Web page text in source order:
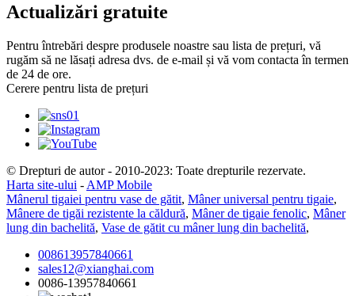
Actualizări gratuite
Pentru întrebări despre produsele noastre sau lista de prețuri, vă
rugăm să ne lăsați adresa dvs. de e-mail și vă vom contacta în termen
de 24 de ore.
Cerere pentru lista de prețuri
© Drepturi de autor - 2010-2023: Toate drepturile rezervate.
Harta site-ului - AMP Mobile
Mânerul tigaiei pentru vase de gătit, Mâner universal pentru tigaie,
Mânere de tigăi rezistente la căldură, Mâner de tigaie fenolic, Mâner
lung din bachelită, Vase de gătit cu mâner lung din bachelită,
008613957840661
sales12@xianghai.com
0086-13957840661